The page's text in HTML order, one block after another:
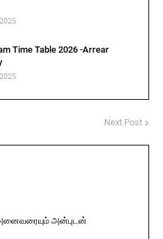
Time Table 2026 -Arrear
Next Post
அனைவரையும் அன்புடன்